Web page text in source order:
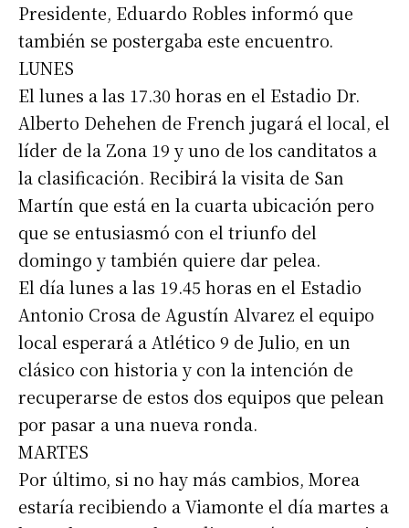
Presidente, Eduardo Robles informó que
también se postergaba este encuentro.
LUNES
El lunes a las 17.30 horas en el Estadio Dr.
Alberto Dehehen de French jugará el local, el
líder de la Zona 19 y uno de los canditatos a
la clasificación. Recibirá la visita de San
Martín que está en la cuarta ubicación pero
que se entusiasmó con el triunfo del
domingo y también quiere dar pelea.
El día lunes a las 19.45 horas en el Estadio
Antonio Crosa de Agustín Alvarez el equipo
local esperará a Atlético 9 de Julio, en un
clásico con historia y con la intención de
recuperarse de estos dos equipos que pelean
por pasar a una nueva ronda.
MARTES
Por último, si no hay más cambios, Morea
estaría recibiendo a Viamonte el día martes a